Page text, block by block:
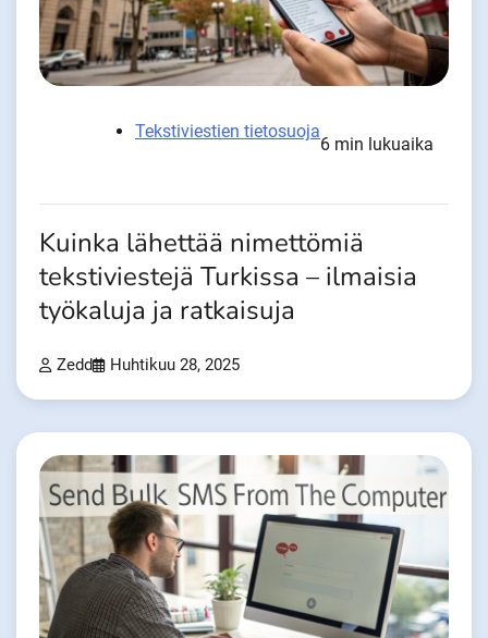
Tekstiviestien tietosuoja
6 min lukuaika
Kuinka lähettää nimettömiä
tekstiviestejä Turkissa – ilmaisia
työkaluja ja ratkaisuja
Zedd Huhtikuu 28, 2025